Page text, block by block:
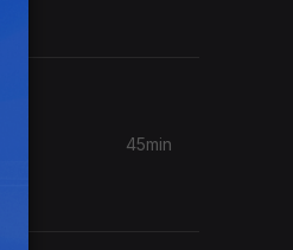
45min